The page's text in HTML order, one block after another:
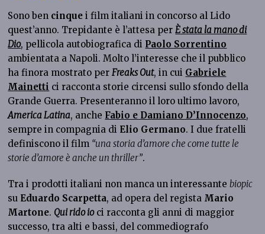
Sono ben cinquei film italiani in concorso al Lido
quest’anno. Trepidante è l’attesa perÈ stata la mano di
Dio, pellicola autobiografica di Paolo Sorrentino
ambientata a Napoli. Molto l’interesse che il pubblico
ha finora mostrato perFreaks Out, in cui Gabriele
Mainetti ci racconta storie circensi sullo sfondo della
Grande Guerra. Presenteranno il loro ultimo lavoro,
America Latina, anche Fabio e Damiano D’Innocenzo,
sempre in compagnia di Elio Germano. I due fratelli
definiscono il film “una storia d’amore che come tutte le
storie d’amore è anche un thriller”.
Tra i prodotti italiani non manca un interessantebiopic
su Eduardo Scarpetta, ad opera del regista Mario
Martone. Qui rido ioci racconta gli anni di maggior
successo, tra alti e bassi, del commediografo